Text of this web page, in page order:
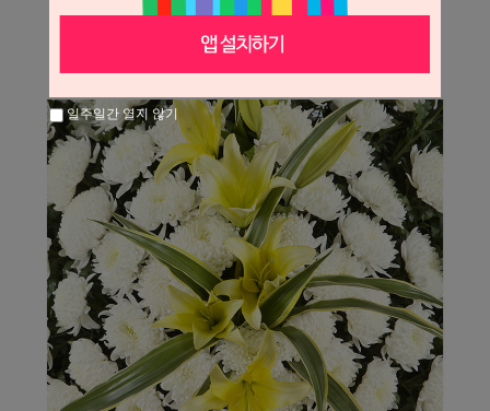
일주일간 열지 않기